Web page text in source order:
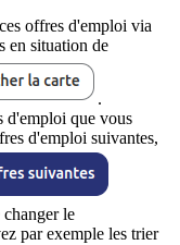
offres d'emploi via
en situation de
.
d'emploi que vous
d'emploi suivantes,
le
par exemple les trier